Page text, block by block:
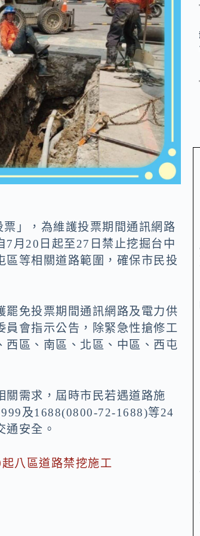
」，為維護投票期間通訊網路
7月20日起至27日禁止挖掘台中
等相關道路範圍，確保市民投
罷免投票期間通訊網路及電力供
員會指示公告，除緊急性搶修工
西區、南區、北區、中區、西屯
關需求，屆時市民若遇道路施
及1688(0800-72-1688)等24
安全。
八區道路禁挖施工